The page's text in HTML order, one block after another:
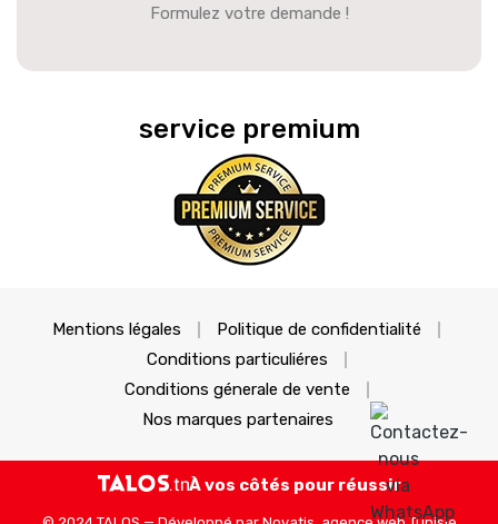
Formulez votre demande !
service premium
Mentions légales
Politique de confidentialité
Conditions particuliéres
Conditions génerale de vente
Nos marques partenaires
À vos côtés pour réussir